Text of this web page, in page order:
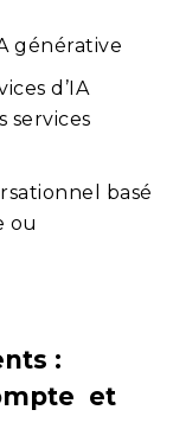
générative
d’IA
services
basé
ou
:
et